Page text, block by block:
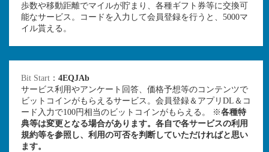
歩数や移動距離でマイルが貯まり、各種ギフト券等に交換可
能なサービス。コードを入力して会員登録を行うと、5000マ
イル貰える。
Bit Start ： 4EQJAb
サービス利用やアンケート回答、価格予想等のコンテンツで
ビットコインがもらえるサービス。会員登録＆アプリDL＆コ
ード入力で100円相当のビットコインがもらえる。 ※各種特
典等は変更となる場合があります。各自で各サービスの利用
規約等を参照し、利用の可否を判断していただければと思い
ます。